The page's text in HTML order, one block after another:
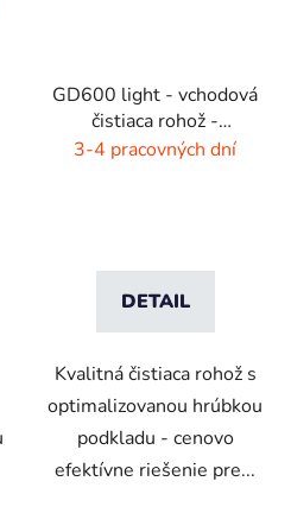
GD600 light - vchodová
čistiaca rohož -
interiér/exteriér
3-4 pracovných dní
DETAIL
Kvalitná čistiaca rohož s
optimalizovanou hrúbkou
podkladu - cenovo
efektívne riešenie pre...